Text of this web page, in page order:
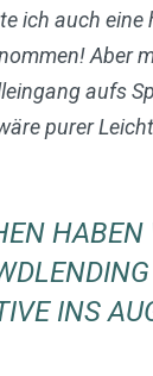
ich auch eine
Aber
aufs
purer
HABEN
INS